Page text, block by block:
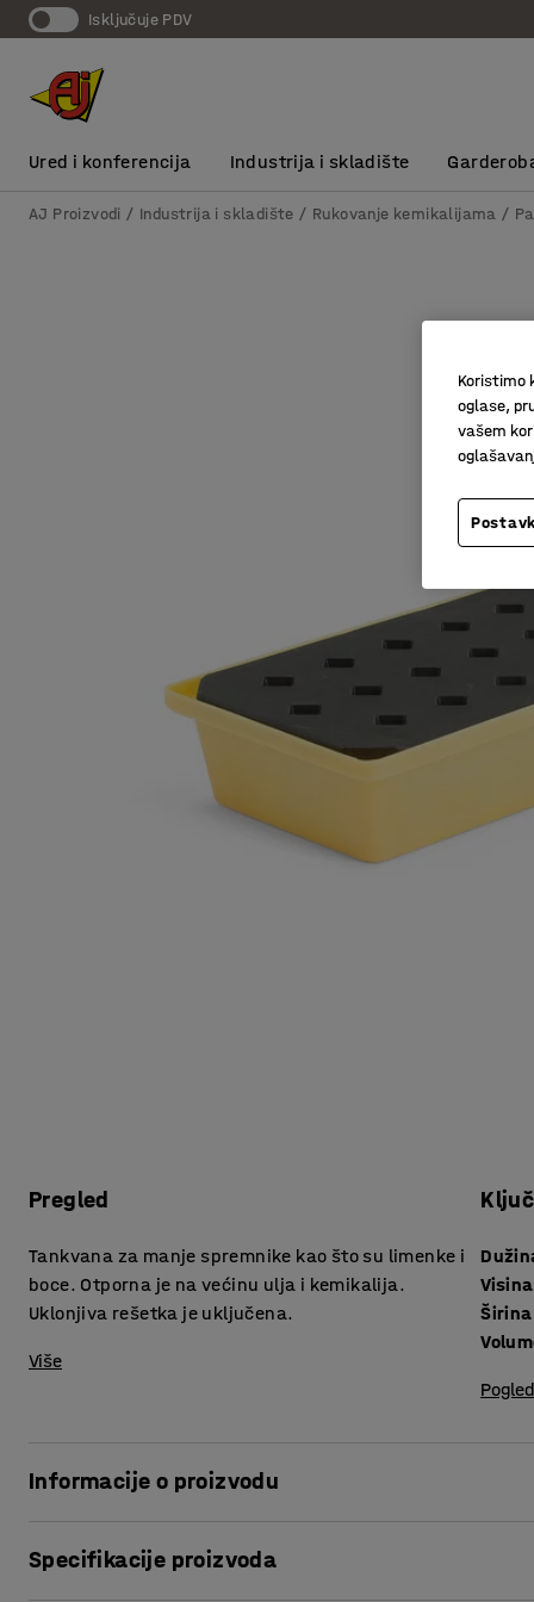
Isključuje PDV
Ured i konferencija Industrija i skladište
AJ Proizvodi Industrija i skladište Rukovanje kemikalijama
Pregled
Tankvana za manje spremnike kao što su limenke i
boce. Otporna je na većinu ulja i kemikalija.
Uklonjiva rešetka je uključena.
Više
Visina
Širina
Informacije o proizvodu
prikladna za skladištenje i upravljanje malim
Specifikacije proizvoda
Koristimo
oglase,
vašem